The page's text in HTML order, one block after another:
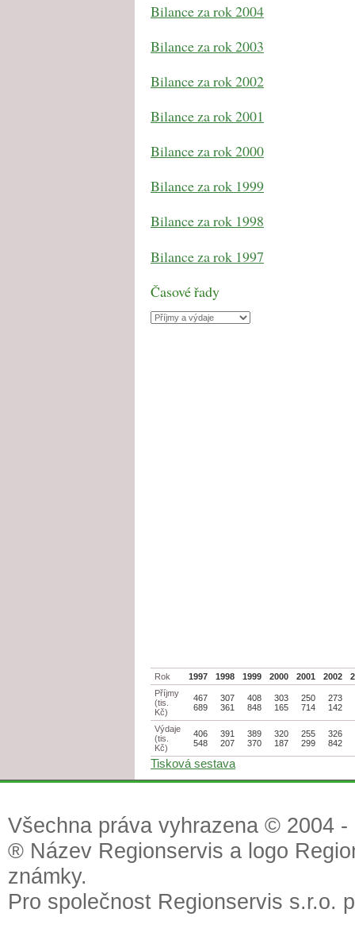
Bilance za rok 2004
Bilance za rok 2003
Bilance za rok 2002
Bilance za rok 2001
Bilance za rok 2000
Bilance za rok 1999
Bilance za rok 1998
Bilance za rok 1997
Časové řady
Rok 1997 1998 1999 2000 2001 2002
Příjmy
(tis.
Kč)
467
689
307
361
408
848
303
165
250
714
273
142
Výdaje
(tis.
Kč)
406
548
391
207
389
370
320
187
255
299
326
842
Tisková sestava
Všechna práva vyhrazena © 2004
® Název Regionservis a logo
známky.
Pro společnost Regionservis s.r.o.